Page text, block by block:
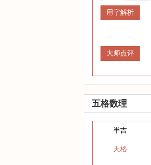
用字解析
大师点评
五格数理
半吉
天格